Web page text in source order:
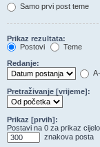
Samo prvi post teme
Prikaz rezultata:
Postovi
Teme
Redanje:
Pretraživanje [vrijeme]:
Prikaz [prvih]:
Postavi na 0 za prikaz
znakova posta